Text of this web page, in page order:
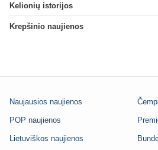
Kelionių istorijos
Krepšinio naujienos
Naujausios naujienos
POP naujienos
Lietuviškos naujienos